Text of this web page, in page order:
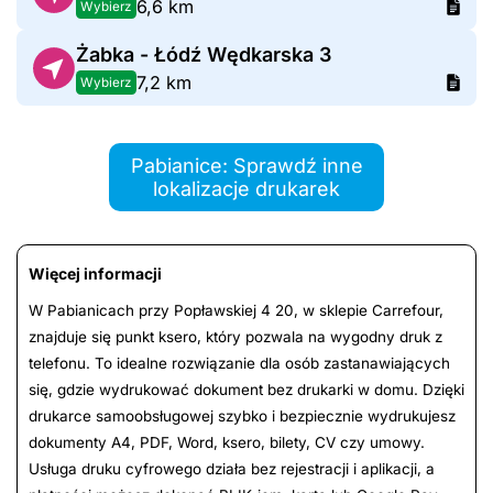
Wybierz 6,6 km
Żabka - Łódź Wędkarska 3
Wybierz 7,2 km
Pabianice: Sprawdź inne
lokalizacje drukarek
Więcej informacji
W Pabianicach przy Popławskiej 4 20, w sklepie Carrefour,
znajduje się punkt ksero, który pozwala na wygodny druk z
telefonu. To idealne rozwiązanie dla osób zastanawiających
się, gdzie wydrukować dokument bez drukarki w domu. Dzięki
drukarce samoobsługowej szybko i bezpiecznie wydrukujesz
dokumenty A4, PDF, Word, ksero, bilety, CV czy umowy.
Usługa druku cyfrowego działa bez rejestracji i aplikacji, a